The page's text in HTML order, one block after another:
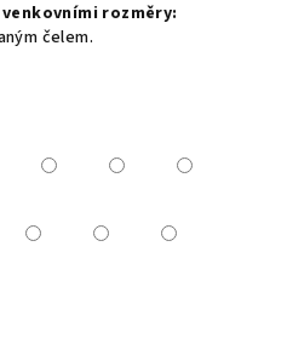
venkovními rozměry:
čelem.